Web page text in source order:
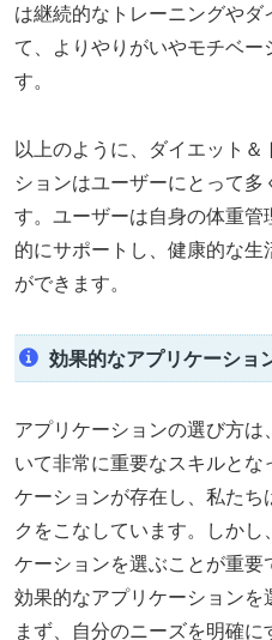
は継続的なトレーニングやダ
て、よりやりがいやモチベー
す。
以上のように、ダイエット
ションはユーザーにとって多
す。ユーザーは自身の体重
的にサポートし、健康的な生
ができます。
効果的なアプリケーショ
アプリケーションの選び方
いて非常に重要なスキルとな
ケーションが存在し、私たち
クをこなしています。しかし
ケーションを選ぶことが重要
効果的なアプリケーションを
まず、自分のニーズを明確